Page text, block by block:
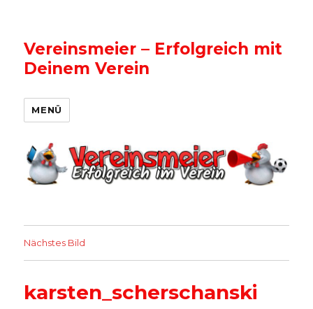
Vereinsmeier – Erfolgreich mit
Deinem Verein
MENÜ
Nächstes Bild
karsten_scherschanski